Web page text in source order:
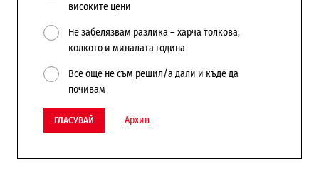
високите цени
Не забелязвам разлика – харча толкова,
колкото и миналата година
Все още не съм решил/а дали и къде да
почивам
ГЛАСУВАЙ Архив